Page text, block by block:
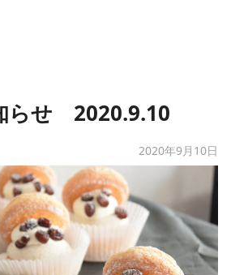
らせ 2020.9.10
2020年9月10日